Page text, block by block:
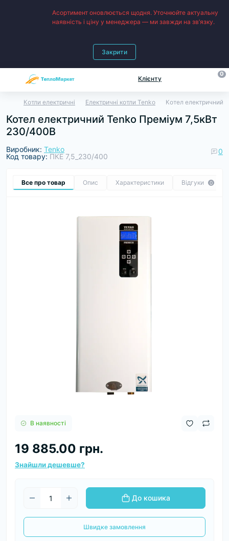
Асортимент оновлюється щодня. Уточнюйте актуальну
наявність і ціну у менеджера — ми завжди на зв’язку.
Закрити
Клієнту
0
Котли електричні Електричні котли Tenko Котел електричний
Котел електричний Tenko Преміум 7,5кВт
230/400В
Виробник: Tenko
Код товару: ПКЕ 7,5_230/400
0
Все про товар Опис Характеристики Відгуки 0
В наявності
19 885.00 грн.
Знайшли дешевше?
До кошика
Швидке замовлення